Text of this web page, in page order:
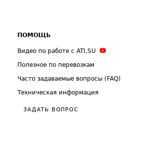
ПОМОЩЬ
Видео по работе с ATI.SU
Полезное по перевозкам
Часто задаваемые вопросы (FAQ)
Техническая информация
ЗАДАТЬ ВОПРОС